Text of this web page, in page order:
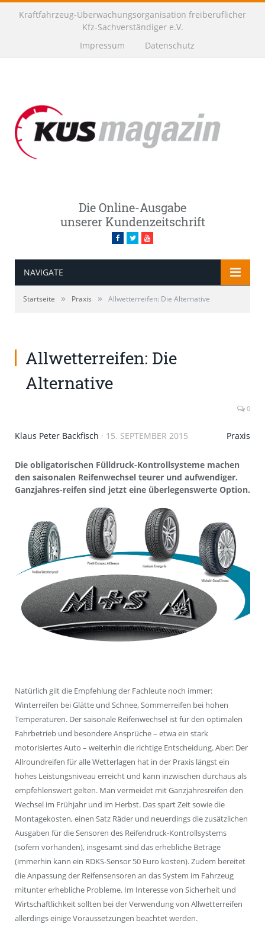
Kraftfahrzeug-Überwachungsorganisation freiberuflicher
Kfz-Sachverständiger e.V.
Impressum
Datenschutz
Die Online-Ausgabe
unserer Kundenzeitschrift
Facebook
TwitterYoutube
NAVIGATE
Startseite » Praxis » Allwetterreifen: Die Alternative
Allwetterreifen: Die
Alternative
0
Klaus Peter Backfisch · 15. SEPTEMBER 2015 Praxis
Die obligatorischen Fülldruck-Kontrollsysteme machen
den saisonalen Reifenwechsel teurer und aufwendiger.
Ganzjahres-reifen sind jetzt eine überlegenswerte Option.
Natürlich gilt die Empfehlung der Fachleute noch immer:
Winterreifen bei Glätte und Schnee, Sommerreifen bei hohen
Temperaturen. Der saisonale Reifenwechsel ist für den optimalen
Fahrbetrieb und besondere Ansprüche – etwa ein stark
motorisiertes Auto – weiterhin die richtige Entscheidung. Aber: Der
Allroundreifen für alle Wetterlagen hat in der Praxis längst ein
hohes Leistungsniveau erreicht und kann inzwischen durchaus als
empfehlenswert gelten. Man vermeidet mit Ganzjahresreifen den
Wechsel im Frühjahr und im Herbst. Das spart Zeit sowie die
Montagekosten, einen Satz Räder und neuerdings die zusätzlichen
Ausgaben für die Sensoren des Reifendruck-Kontrollsystems
(sofern vorhanden), insgesamt sind das erhebliche Beträge
(immerhin kann ein RDKS-Sensor 50 Euro kosten). Zudem bereitet
die Anpassung der Reifensensoren an das System im Fahrzeug
mitunter erhebliche Probleme. Im Interesse von Sicherheit und
Wirtschaftlichkeit sollten bei der Verwendung von Allwetterreifen
allerdings einige Voraussetzungen beachtet werden.